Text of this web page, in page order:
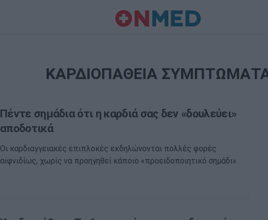
ΚΑΡΔΙΟΠΑΘΕΙΑ
Πέντε σημάδια ότι η καρδιά σας δεν «δουλεύει»
αποδοτικά
Οι καρδιαγγειακές επιπλοκές εκδηλώνονται πολλές φορές
αιφνιδίως, χωρίς να προηγηθεί κάποιο «προειδοποιητικό σημάδι».